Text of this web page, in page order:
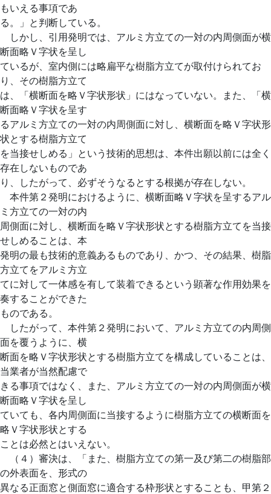
もいえる事項であ
る。」と判断している。
しかし、引用発明では、アルミ方立ての一対の内周側面が横
断面略Ｖ字状を呈し
ているが、室内側には略扁平な樹脂方立てが取付けられてお
り、その樹脂方立て
は、「横断面を略Ｖ字状形状」にはなっていない。また、「横
断面略Ｖ字状を呈す
るアルミ方立ての一対の内周側面に対し、横断面を略Ｖ字状形
状とする樹脂方立て
を当接せしめる」という技術的思想は、本件出願以前には全く
存在しないものであ
り、したがって、必ずそうなるとする根拠が存在しない。
本件第２発明におけるように、横断面略Ｖ字状を呈するアル
ミ方立ての一対の内
周側面に対し、横断面を略Ｖ字状形状とする樹脂方立てを当接
せしめることは、本
発明の最も技術的意義あるものであり、かつ、その結果、樹脂
方立てをアルミ方立
てに対して一体感を有して装着できるという顕著な作用効果を
奏することができた
ものである。
したがって、本件第２発明において、アルミ方立ての内周側
面を覆うように、横
断面を略Ｖ字状形状とする樹脂方立てを構成していることは、
当業者が当然配慮で
きる事項ではなく、また、アルミ方立ての一対の内周側面が横
断面略Ｖ字状を呈し
ていても、各内周側面に当接するように樹脂方立ての横断面を
略Ｖ字状形状とする
ことは必然とはいえない。
（４）審決は、「また、樹脂方立ての第一及び第二の樹脂部
の外表面を、形式の
異なる正面窓と側面窓に適合する枠形状とすることも、甲第２